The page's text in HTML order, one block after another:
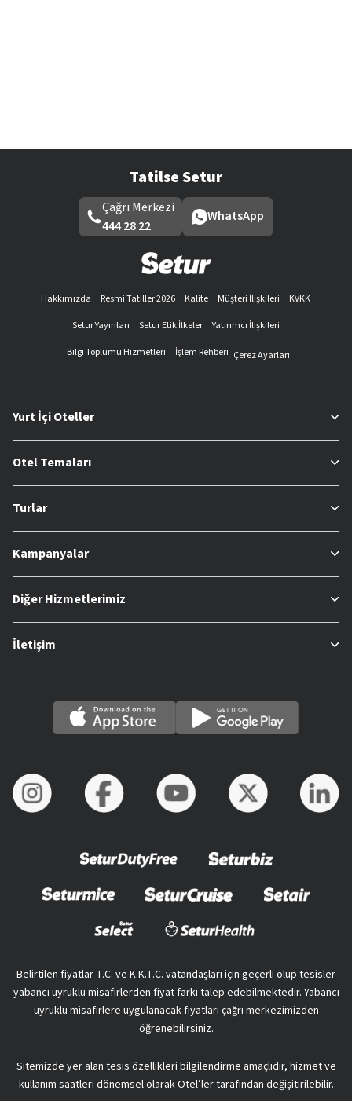
Tatilse Setur
Çağrı Merkezi
444 28 22
WhatsApp
Hakkımızda Resmi Tatiller 2026 Kalite Müşteri İlişkileri
KVKK
Setur Yayınları
Setur Etik İlkeler
Yatırımcı İlişkileri
Bilgi Toplumu Hizmetleri
İşlem Rehberi Çerez Ayarları
Yurt İçi Oteller
Otel Temaları
Turlar
Kampanyalar
Diğer Hizmetlerimiz
İletişim
Belirtilen fiyatlar T.C. ve K.K.T.C. vatandaşları için geçerli olup tesisler
yabancı uyruklu misafirlerden fiyat farkı talep edebilmektedir. Yabancı
uyruklu misafirlere uygulanacak fiyatları çağrı merkezimizden
öğrenebilirsiniz.
Sitemizde yer alan tesis özellikleri bilgilendirme amaçlıdır, hizmet ve
kullanım saatleri dönemsel olarak Otel’ler tarafından değişitirilebilir.